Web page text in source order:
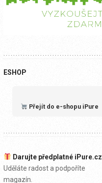
ESHOP
Přejít do e-shopu iPure
Darujte předplatné iPure.cz
Uděláte radost a podpoříte
magazín.